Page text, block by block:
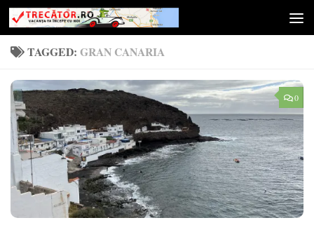
Skip to content
TAGGED: GRAN CANARIA
0